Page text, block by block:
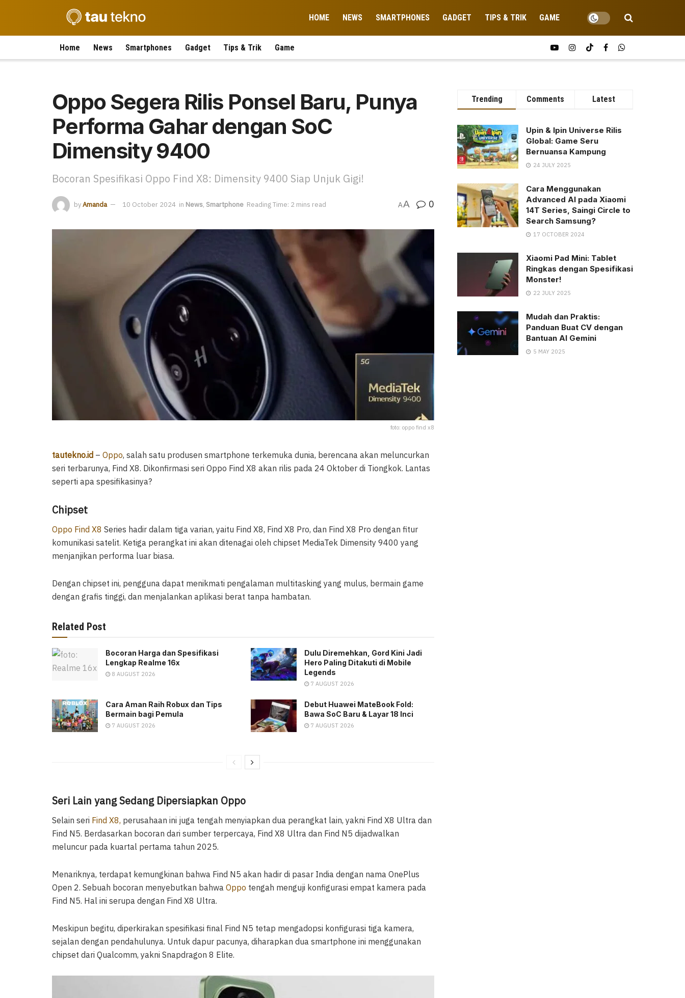
HOME NEWS SMARTPHONES GADGET TIPS & TRIK GAME
Home News Smartphones Gadget Tips & Trik Game
Oppo Segera Rilis Ponsel Baru, Punya
Performa Gahar dengan SoC
Dimensity 9400
Bocoran Spesifikasi Oppo Find X8: Dimensity 9400 Siap Unjuk Gigi!
byAmanda 10 October 2024 in News, Smartphone Reading Time: 2 mins read AA 0
foto: oppo find x8
tautekno.id – Oppo, salah satu produsen smartphone terkemuka dunia, berencana akan meluncurkan
seri terbarunya, Find X8. Dikonfirmasi seri Oppo Find X8 akan rilis pada 24 Oktober di Tiongkok. Lantas
seperti apa spesifikasinya?
Chipset
Oppo Find X8 Series hadir dalam tiga varian, yaitu Find X8, Find X8 Pro, dan Find X8 Pro dengan fitur
komunikasi satelit. Ketiga perangkat ini akan ditenagai oleh chipset MediaTek Dimensity 9400 yang
menjanjikan performa luar biasa.
Dengan chipset ini, pengguna dapat menikmati pengalaman multitasking yang mulus, bermain game
dengan grafis tinggi, dan menjalankan aplikasi berat tanpa hambatan.
Related Post
Bocoran Harga dan Spesifikasi
Lengkap Realme 16x
8 AUGUST 2026
Dulu Diremehkan, Gord Kini Jadi
Hero Paling Ditakuti di Mobile
Legends
7 AUGUST 2026
Cara Aman Raih Robux dan Tips
Bermain bagi Pemula
7 AUGUST 2026
Debut Huawei MateBook Fold:
Bawa SoC Baru & Layar 18 Inci
7 AUGUST 2026
Seri Lain yang Sedang Dipersiapkan Oppo
Selain seri Find X8, perusahaan ini juga tengah menyiapkan dua perangkat lain, yakni Find X8 Ultra dan
Find N5. Berdasarkan bocoran dari sumber terpercaya, Find X8 Ultra dan Find N5 dijadwalkan
meluncur pada kuartal pertama tahun 2025.
Menariknya, terdapat kemungkinan bahwa Find N5 akan hadir di pasar India dengan nama OnePlus
Open 2. Sebuah bocoran menyebutkan bahwa Oppo tengah menguji konfigurasi empat kamera pada
Find N5. Hal ini serupa dengan Find X8 Ultra.
Meskipun begitu, diperkirakan spesifikasi final Find N5 tetap mengadopsi konfigurasi tiga kamera,
sejalan dengan pendahulunya. Untuk dapur pacunya, diharapkan dua smartphone ini menggunakan
chipset dari Qualcomm, yakni Snapdragon 8 Elite.
Trending Comments Latest
Upin & Ipin Universe Rilis
Global: Game Seru
Bernuansa Kampung
24 JULY 2025
Cara Menggunakan
Advanced AI pada Xiaomi
14T Series, Saingi Circle to
Search Samsung?
17 OCTOBER 2024
Xiaomi Pad Mini: Tablet
Ringkas dengan Spesifikasi
Monster!
22 JULY 2025
Mudah dan Praktis:
Panduan Buat CV dengan
Bantuan AI Gemini
5 MAY 2025